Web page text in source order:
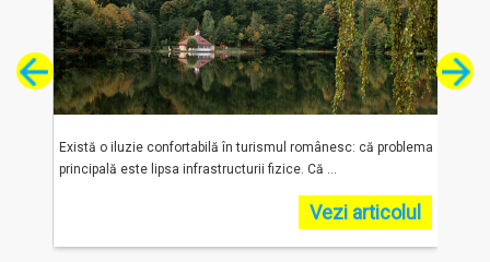
Există o iluzie confortabilă în turismul românesc: că problema
principală este lipsa infrastructurii fizice. Că ...
Vezi articolul